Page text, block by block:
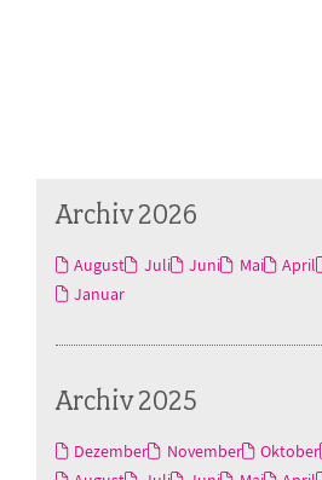
Archiv 2026
August Juli Juni Mai April
Januar
Archiv 2025
Dezember November Oktober